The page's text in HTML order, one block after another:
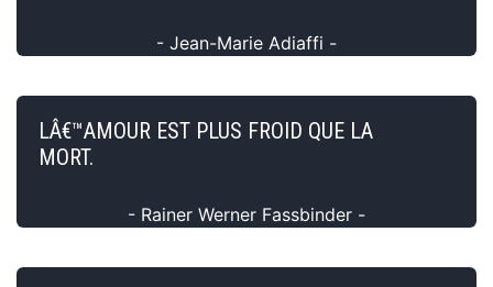
- Jean-Marie Adiaffi -
LÂ€™AMOUR EST PLUS FROID QUE LA
MORT.
- Rainer Werner Fassbinder -